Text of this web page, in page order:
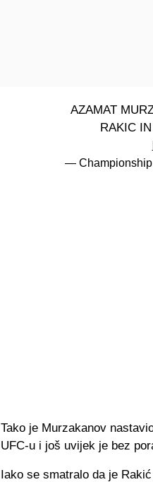
AZAMAT
RAKIC
— Championship
Tako je Murzakanov
UFC-u i još uvijek je bez
Iako se smatralo da je